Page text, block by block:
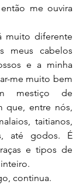
me ouvira
muito diferente
meus cabelos
e a minha
me muito bem
mestiço de
que, entre nós,
taitianos,
até godos. É
e tipos de
continua.